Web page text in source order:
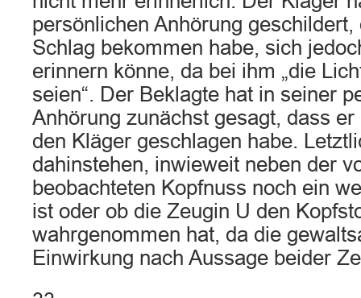
persönlichen Anhörung geschildert,
Schlag bekommen habe, sich
erinnern könne, da bei ihm „die
seien“. Der Beklagte hat in seiner
Anhörung zunächst gesagt, dass
den Kläger geschlagen habe.
dahinstehen, inwieweit neben der
beobachteten Kopfnuss noch ein
ist oder ob die Zeugin U den
wahrgenommen hat, da die
Einwirkung nach Aussage beider